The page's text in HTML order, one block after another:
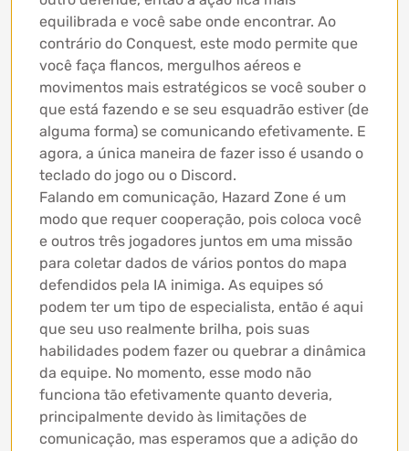
equilibrada e você sabe onde encontrar. Ao
contrário do Conquest, este modo permite que
você faça flancos, mergulhos aéreos e
movimentos mais estratégicos se você souber o
que está fazendo e se seu esquadrão estiver (de
alguma forma) se comunicando efetivamente. E
agora, a única maneira de fazer isso é usando o
teclado do jogo ou o Discord.
Falando em comunicação, Hazard Zone é um
modo que requer cooperação, pois coloca você
e outros três jogadores juntos em uma missão
para coletar dados de vários pontos do mapa
defendidos pela IA inimiga. As equipes só
podem ter um tipo de especialista, então é aqui
que seu uso realmente brilha, pois suas
habilidades podem fazer ou quebrar a dinâmica
da equipe. No momento, esse modo não
funciona tão efetivamente quanto deveria,
principalmente devido às limitações de
comunicação, mas esperamos que a adição do